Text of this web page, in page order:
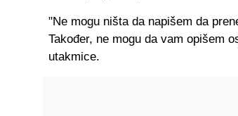
"Ne mogu ništa da napišem da
Također, ne mogu da vam opišem
utakmice.